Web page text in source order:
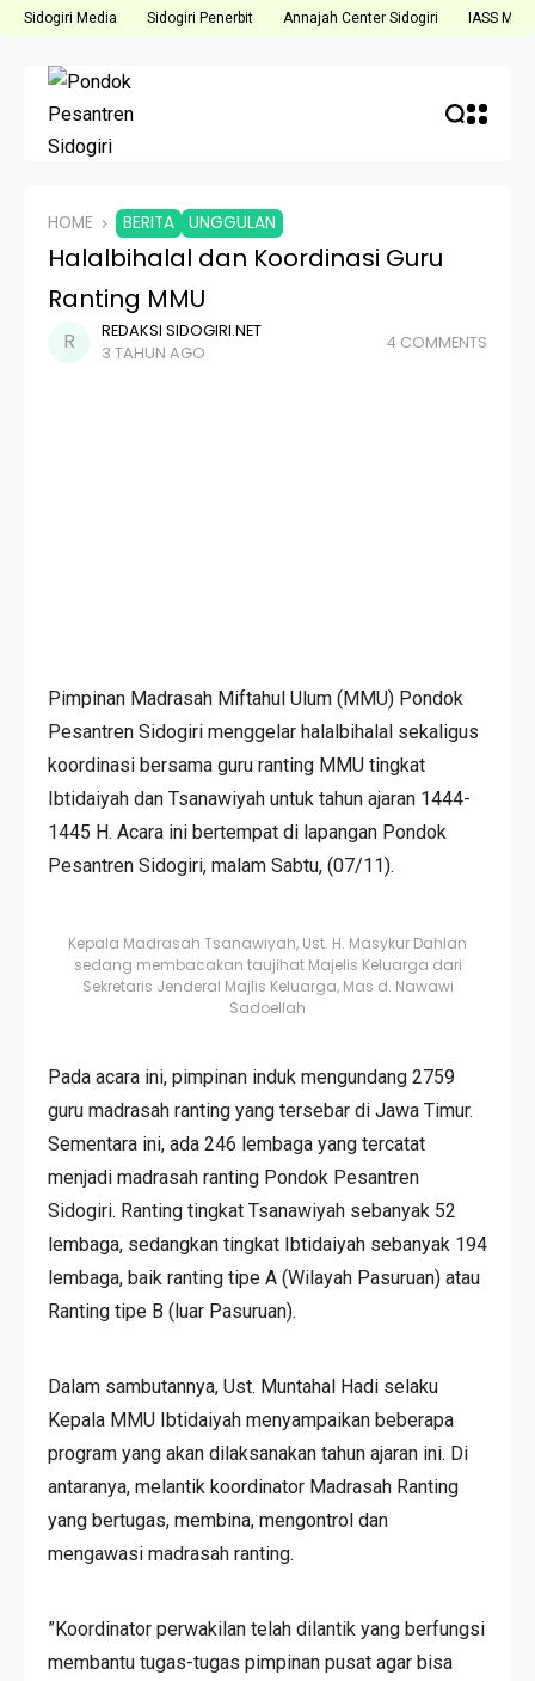
Sidogiri Media Sidogiri Penerbit Annajah Center Sidogiri IASS
HOME BERITA UNGGULAN
Halalbihalal dan Koordinasi Guru
Ranting MMU
REDAKSI SIDOGIRI.NET
3 TAHUN AGO
4 COMMENTS
Pimpinan Madrasah Miftahul Ulum (MMU) Pondok
Pesantren Sidogiri menggelar halalbihalal sekaligus
koordinasi bersama guru ranting MMU tingkat
Ibtidaiyah dan Tsanawiyah untuk tahun ajaran 1444-
1445 H. Acara ini bertempat di lapangan Pondok
Pesantren Sidogiri, malam Sabtu, (07/11).
Kepala Madrasah Tsanawiyah, Ust. H. Masykur Dahlan
sedang membacakan taujihat Majelis Keluarga dari
Sekretaris Jenderal Majlis Keluarga, Mas d. Nawawi
Sadoellah
Pada acara ini, pimpinan induk mengundang 2759
guru madrasah ranting yang tersebar di Jawa Timur.
Sementara ini, ada 246 lembaga yang tercatat
menjadi madrasah ranting Pondok Pesantren
Sidogiri. Ranting tingkat Tsanawiyah sebanyak 52
lembaga, sedangkan tingkat Ibtidaiyah sebanyak 194
lembaga, baik ranting tipe A (Wilayah Pasuruan) atau
Ranting tipe B (luar Pasuruan).
Dalam sambutannya, Ust. Muntahal Hadi selaku
Kepala MMU Ibtidaiyah menyampaikan beberapa
program yang akan dilaksanakan tahun ajaran ini. Di
antaranya, melantik koordinator Madrasah Ranting
yang bertugas, membina, mengontrol dan
mengawasi madrasah ranting.
”Koordinator perwakilan telah dilantik yang berfungsi
membantu tugas-tugas pimpinan pusat agar bisa